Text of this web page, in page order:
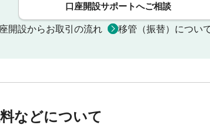
口座開設サポートへご相談
開設からお取引の流れ 移管（振替）につい
などについて